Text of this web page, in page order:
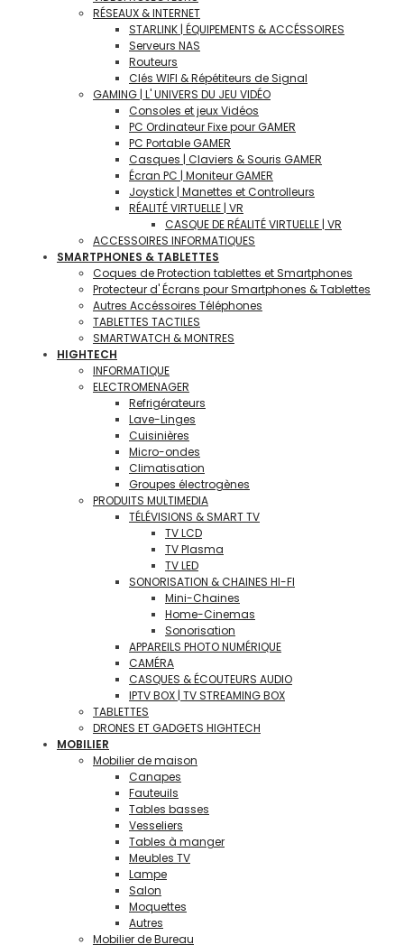
RÉSEAUX & INTERNET
STARLINK | ÉQUIPEMENTS & ACCÉSSOIRES
Serveurs NAS
Routeurs
Clés WIFI & Répétiteurs de Signal
GAMING | L' UNIVERS DU JEU VIDÉO
Consoles et jeux Vidéos
PC Ordinateur Fixe pour GAMER
PC Portable GAMER
Casques | Claviers & Souris GAMER
Écran PC | Moniteur GAMER
Joystick | Manettes et Controlleurs
RÉALITÉ VIRTUELLE | VR
CASQUE DE RÉALITÉ VIRTUELLE | VR
ACCESSOIRES INFORMATIQUES
SMARTPHONES & TABLETTES
Coques de Protection tablettes et Smartphones
Protecteur d' Écrans pour Smartphones & Tablettes
Autres Accéssoires Téléphones
TABLETTES TACTILES
SMARTWATCH & MONTRES
HIGHTECH
INFORMATIQUE
ELECTROMENAGER
Refrigérateurs
Lave-Linges
Cuisinières
Micro-ondes
Climatisation
Groupes électrogènes
PRODUITS MULTIMEDIA
TÉLÉVISIONS & SMART TV
TV LCD
TV Plasma
TV LED
SONORISATION & CHAINES HI-FI
Mini-Chaines
Home-Cinemas
Sonorisation
APPAREILS PHOTO NUMÉRIQUE
CAMÉRA
CASQUES & ÉCOUTEURS AUDIO
IPTV BOX | TV STREAMING BOX
TABLETTES
DRONES ET GADGETS HIGHTECH
MOBILIER
Mobilier de maison
Canapes
Fauteuils
Tables basses
Vesseliers
Tables à manger
Meubles TV
Lampe
Salon
Moquettes
Autres
Mobilier de Bureau